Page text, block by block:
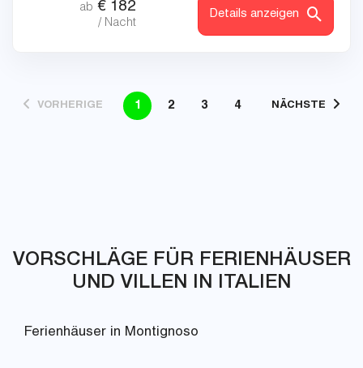
ab € 182
/ Nacht
Details anzeigen
VORHERIGE 1 2 3 4 NÄCHSTE
VORSCHLÄGE FÜR FERIENHÄUSER
UND VILLEN IN ITALIEN
Ferienhäuser in Montignoso